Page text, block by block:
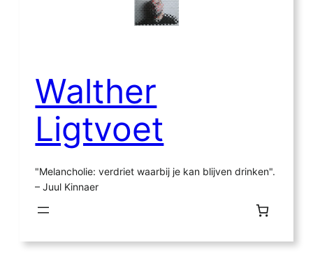
Walther
Ligtvoet
"Melancholie: verdriet waarbij je kan blijven drinken".
– Juul Kinnaer